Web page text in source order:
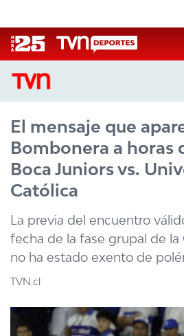
CASTING MASTERCHEF
CASTING TVN VERTICAL
TVN VERTICAL
TVN PLAY
PROGRAMAS
NTV
El mensaje que
Bombonera a horas
Boca Juniors vs.
Católica
La previa del encuentro
fecha de la fase grupal de
no ha estado exento de
TVN.cl